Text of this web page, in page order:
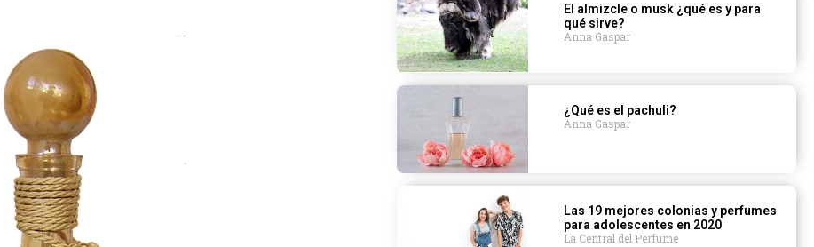
El almizcle o musk ¿qué es y para
qué sirve?
Anna Gaspar
¿Qué es el pachuli?
Anna Gaspar
Las 19 mejores colonias y perfumes
para adolescentes en 2020
La Central del Perfume